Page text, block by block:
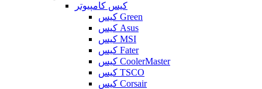
کیس کامپیوتر
کیس Green
کیس Asus
کیس MSI
کیس Fater
کیس CoolerMaster
کیس TSCO
کیس Corsair